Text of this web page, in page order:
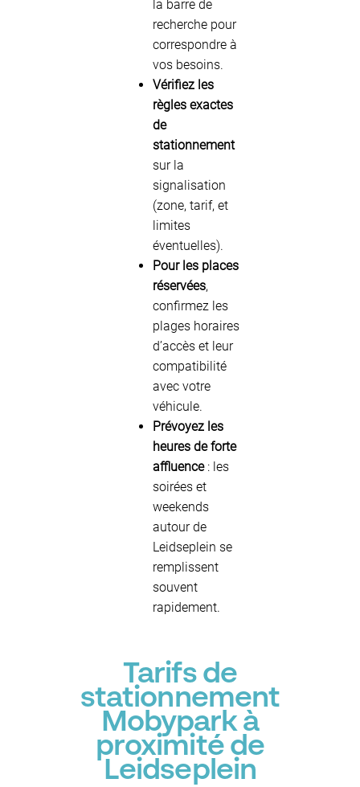
la barre de
recherche pour
correspondre à
vos besoins.
Vérifiez les
règles exactes
de
stationnement
sur la
signalisation
(zone, tarif, et
limites
éventuelles).
Pour les places
réservées,
confirmez les
plages horaires
d’accès et leur
compatibilité
avec votre
véhicule.
Prévoyez les
heures de forte
affluence: les
soirées et
weekends
autour de
Leidseplein se
remplissent
souvent
rapidement.
Tarifs de
stationnement
Mobypark à
proximité de
Leidseplein